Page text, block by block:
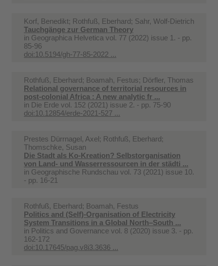
Korf, Benedikt; Rothfuß, Eberhard; Sahr, Wolf-Dietrich
Tauchgänge zur German Theory
in Geographica Helvetica vol. 77 (2022) issue 1. - pp.
85-96
doi:10.5194/gh-77-85-2022 ...
Rothfuß, Eberhard; Boamah, Festus; Dörfler, Thomas
Relational governance of territorial resources in
post-colonial Africa : A new analytic fr ...
in Die Erde vol. 152 (2021) issue 2. - pp. 75-90
doi:10.12854/erde-2021-527 ...
Prestes Dürrnagel, Axel; Rothfuß, Eberhard;
Thomschke, Susan
Die Stadt als Ko-Kreation? Selbstorganisation
von Land- und Wasserressourcen in der städti ...
in Geographische Rundschau vol. 73 (2021) issue 10.
- pp. 16-21
Rothfuß, Eberhard; Boamah, Festus
Politics and (Self)-Organisation of Electricity
System Transitions in a Global North–South ...
in Politics and Governance vol. 8 (2020) issue 3. - pp.
162-172
doi:10.17645/pag.v8i3.3636 ...